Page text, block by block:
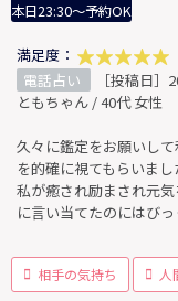
本日23:30～予約OK
満足度：
電話占い
［投稿日］
ともちゃん / 40代 女性
久々に鑑定をお願いし
を的確に視てもらいま
私が癒され励まされ元
に言い当てたのにはび
相手の気持ち 人